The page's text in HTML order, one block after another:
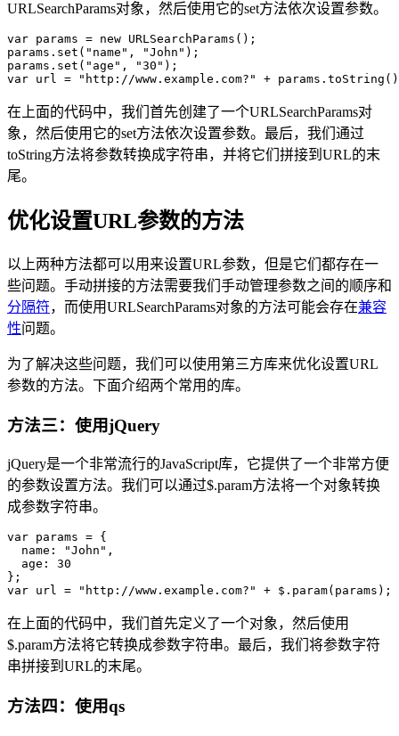
URLSearchParams对象，然后使用它的set方法依次设置参数。
var params = new URLSearchParams();
params.set("name", "John");
params.set("age", "30");
在上面的代码中，我们首先创建了一个URLSearchParams对
象，然后使用它的set方法依次设置参数。最后，我们通过
toString方法将参数转换成字符串，并将它们拼接到URL的末
尾。
优化设置URL参数的方法
以上两种方法都可以用来设置URL参数，但是它们都存在一
些问题。手动拼接的方法需要我们手动管理参数之间的顺序和
分隔符，而使用URLSearchParams对象的方法可能会存在兼容
性问题。
为了解决这些问题，我们可以使用第三方库来优化设置URL
参数的方法。下面介绍两个常用的库。
方法三：使用jQuery
jQuery是一个非常流行的JavaScript库，它提供了一个非常方便
的参数设置方法。我们可以通过$.param方法将一个对象转换
成参数字符串。
var params = {
  name: "John",
  age: 30
};
在上面的代码中，我们首先定义了一个对象，然后使用
$.param方法将它转换成参数字符串。最后，我们将参数字符
串拼接到URL的末尾。
方法四：使用qs